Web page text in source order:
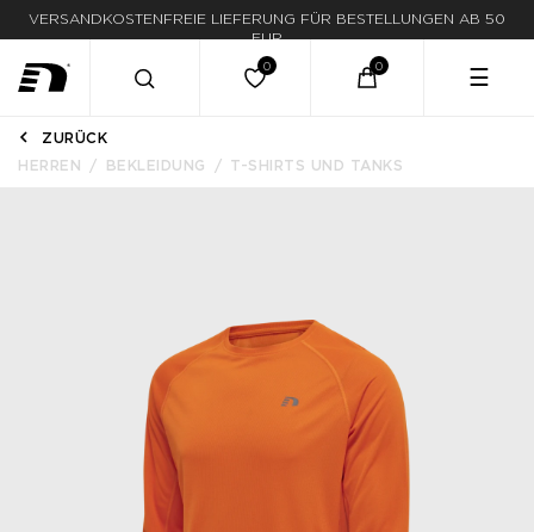
VERSANDKOSTENFREIE LIEFERUNG FÜR BESTELLUNGEN AB 50
EUR
☰
ZURÜCK
HERREN
BEKLEIDUNG T-SHIRTS UND TANKS